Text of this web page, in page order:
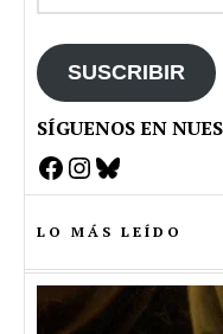
SUSCRIBIR
SÍGUENOS EN
Facebook
Instagram
Bluesky
LO MÁS LEÍDO